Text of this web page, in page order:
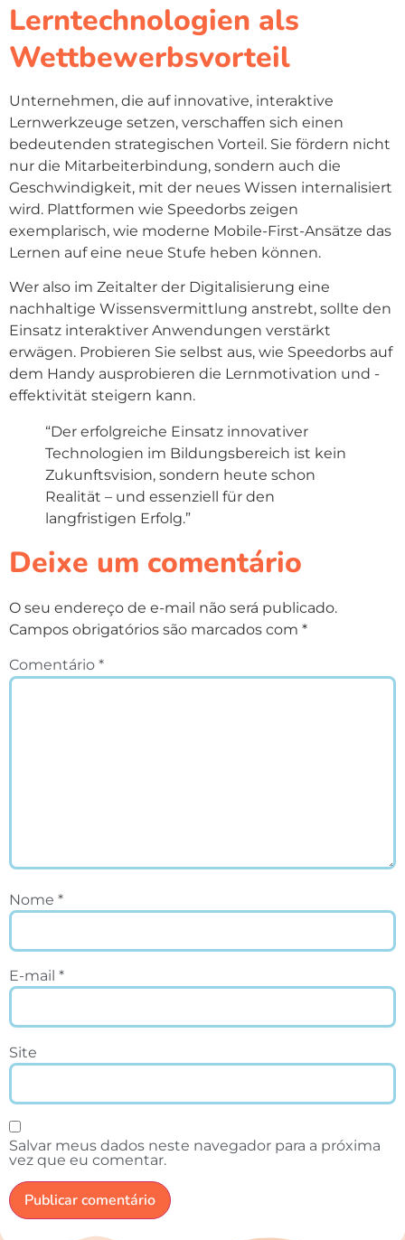
Lerntechnologien als
Wettbewerbsvorteil
Unternehmen, die auf innovative, interaktive
Lernwerkzeuge setzen, verschaffen sich einen
bedeutenden strategischen Vorteil. Sie fördern nicht
nur die Mitarbeiterbindung, sondern auch die
Geschwindigkeit, mit der neues Wissen internalisiert
wird. Plattformen wie Speedorbs zeigen
exemplarisch, wie moderne Mobile-First-Ansätze das
Lernen auf eine neue Stufe heben können.
Wer also im Zeitalter der Digitalisierung eine
nachhaltige Wissensvermittlung anstrebt, sollte den
Einsatz interaktiver Anwendungen verstärkt
erwägen. Probieren Sie selbst aus, wie Speedorbs auf
dem Handy ausprobieren die Lernmotivation und -
effektivität steigern kann.
“Der erfolgreiche Einsatz innovativer
Technologien im Bildungsbereich ist kein
Zukunftsvision, sondern heute schon
Realität – und essenziell für den
langfristigen Erfolg.”
Deixe um comentário
O seu endereço de e-mail não será publicado.
Campos obrigatórios são marcados com *
Comentário *
Nome *
E-mail *
Site
Salvar meus dados neste navegador para a próxima
vez que eu comentar.